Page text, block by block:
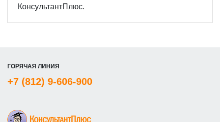
КонсультантПлюс.
ГОРЯЧАЯ ЛИНИЯ
+7 (812) 9-606-900